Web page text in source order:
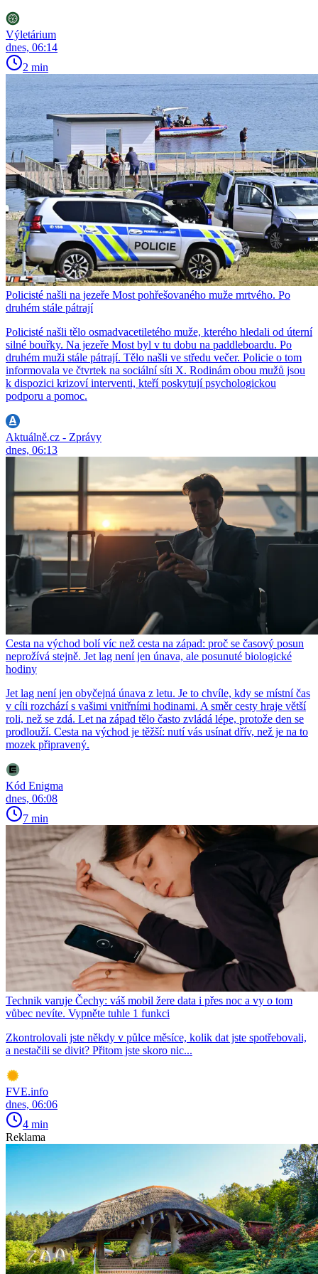
Výletárium
dnes, 06:14
2 min
Policisté našli na jezeře Most pohřešovaného muže mrtvého. Po
druhém stále pátrají
Policisté našli tělo osmadvacetiletého muže, kterého hledali od úterní
silné bouřky. Na jezeře Most byl v tu dobu na paddleboardu. Po
druhém muži stále pátrají. Tělo našli ve středu večer. Policie o tom
informovala ve čtvrtek na sociální síti X. Rodinám obou mužů jsou
k dispozici krizoví interventi, kteří poskytují psychologickou
podporu a pomoc.
Aktuálně.cz - Zprávy
dnes, 06:13
Cesta na východ bolí víc než cesta na západ: proč se časový posun
neprožívá stejně. Jet lag není jen únava, ale posunuté biologické
hodiny
Jet lag není jen obyčejná únava z letu. Je to chvíle, kdy se místní čas
v cíli rozchází s vašimi vnitřními hodinami. A směr cesty hraje větší
roli, než se zdá. Let na západ tělo často zvládá lépe, protože den se
prodlouží. Cesta na východ je těžší: nutí vás usínat dřív, než je na to
mozek připravený.
Kód Enigma
dnes, 06:08
7 min
Technik varuje Čechy: váš mobil žere data i přes noc a vy o tom
vůbec nevíte. Vypněte tuhle 1 funkci
Zkontrolovali jste někdy v půlce měsíce, kolik dat jste spotřebovali,
a nestačili se divit? Přitom jste skoro nic...
FVE.info
dnes, 06:06
4 min
Reklama